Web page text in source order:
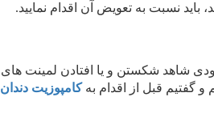
نسبت به تعویض آن اقدام نمایید.
شاهد شکستن و یا افتادن لمینت های
گفتیم قبل از اقدام بهکامپوزیت دندان